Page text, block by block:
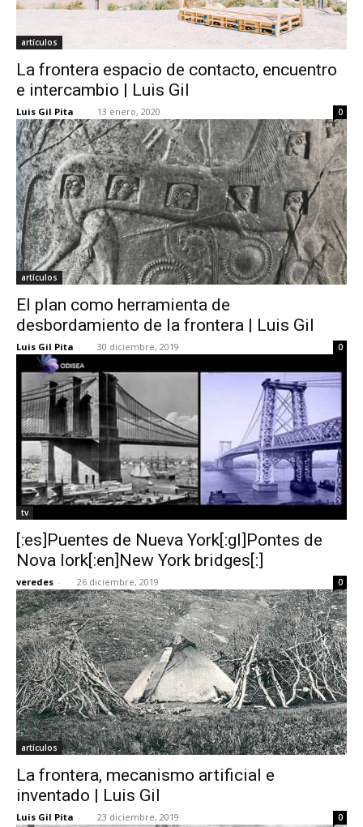
artículos
La frontera espacio de contacto, encuentro
e intercambio | Luis Gil
Luis Gil Pita - 13 enero, 2020 0
artículos
El plan como herramienta de
desbordamiento de la frontera | Luis Gil
Luis Gil Pita - 30 diciembre, 2019 0
tv
[:es]Puentes de Nueva York[:gl]Pontes de
Nova Iork[:en]New York bridges[:]
veredes - 26 diciembre, 2019 0
artículos
La frontera, mecanismo artificial e
inventado | Luis Gil
Luis Gil Pita - 23 diciembre, 2019 0